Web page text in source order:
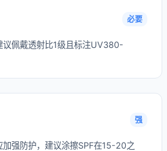
必要
议佩戴透射比1级且标注UV380-
强
加强防护，建议涂擦SPF在15-20之